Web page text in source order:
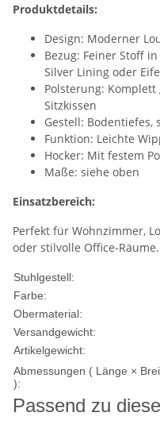
Produktdetails:
Design: Moderner
Bezug: Feiner Stoff
Silver Lining oder
Polsterung:
Sitzkissen
Gestell: Bodentiefes,
Funktion: Leichte
Hocker: Mit festem
Maße: siehe oben
Einsatzbereich:
Perfekt für Wohnzimmer,
oder stilvolle Office-Räume.
Stuhlgestell:
Farbe:
Obermaterial:
Versandgewicht:
Artikelgewicht:
Abmessungen ( Länge ×
):
Passend zu